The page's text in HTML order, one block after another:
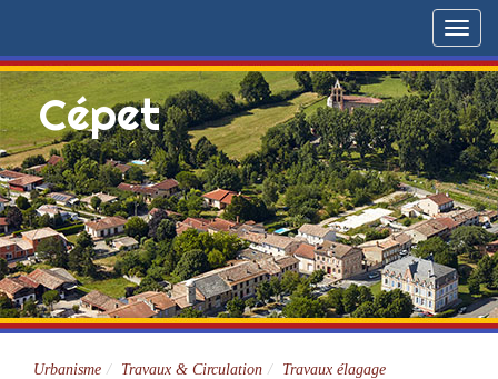
Menu
Cépet
Site officiel
Urbanisme Travaux & Circulation Travaux élagage